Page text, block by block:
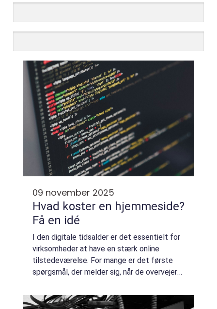
09 november 2025
Hvad koster en hjemmeside?
Få en idé
I den digitale tidsalder er det essentielt for
virksomheder at have en stærk online
tilstedeværelse. For mange er det første
spørgsmål, der melder sig, når de overvejer
en...